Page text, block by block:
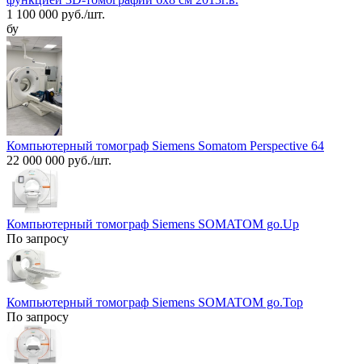
1 100 000 руб./шт.
бу
Компьютерный томограф Siemens Somatom Perspective 64
22 000 000 руб./шт.
Компьютерный томограф Siemens SOMATOM go.Up
По запросу
Компьютерный томограф Siemens SOMATOM go.Top
По запросу